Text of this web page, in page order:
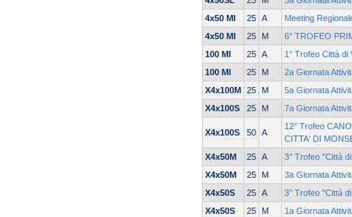
4x50 MI
25 A
Meeting
4x50 MI
25 M
6° TROFEO
100 MI
25 A
1° Trofeo Città di
100 MI
25 M
2a Giornata
X4x100M 25 M
5a Giornata
X4x100S
25 M 7a Giornata
X4x100S 50 A
12° Trofeo
CITTA' DI
X4x50M
25 A
3° Trofeo "Città
X4x50M
25 M
3a Giornata
X4x50S
25 A
3° Trofeo "Città
X4x50S
25 M 1a Giornata